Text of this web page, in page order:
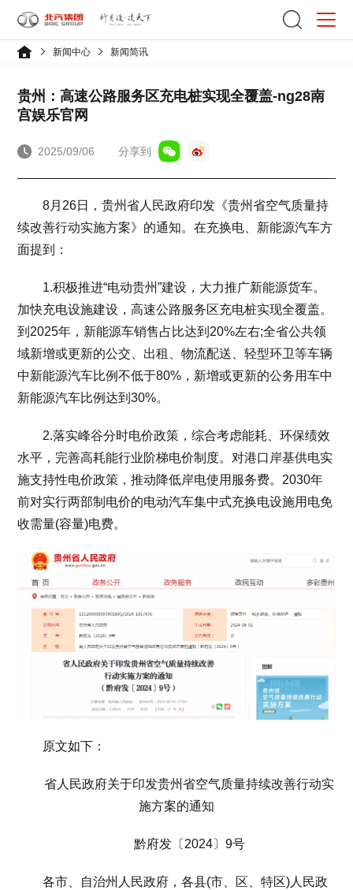
新闻中心 新闻简讯
贵州：高速公路服务区充电桩实现全覆盖-ng28南
宫娱乐官网
2025/09/06 分享到
8月26日，贵州省人民政府印发《贵州省空气质量持
续改善行动实施方案》的通知。在充换电、新能源汽车方
面提到：
1.积极推进“电动贵州”建设，大力推广新能源货车。
加快充电设施建设，高速公路服务区充电桩实现全覆盖。
到2025年，新能源车销售占比达到20%左右;全省公共领
域新增或更新的公交、出租、物流配送、轻型环卫等车辆
中新能源汽车比例不低于80%，新增或更新的公务用车中
新能源汽车比例达到30%。
2.落实峰谷分时电价政策，综合考虑能耗、环保绩效
水平，完善高耗能行业阶梯电价制度。对港口岸基供电实
施支持性电价政策，推动降低岸电使用服务费。2030年
前对实行两部制电价的电动汽车集中式充换电设施用电免
收需量(容量)电费。
原文如下：
省人民政府关于印发贵州省空气质量持续改善行动实
施方案的通知
黔府发〔2024〕9号
各市、自治州人民政府，各县(市、区、特区)人民政